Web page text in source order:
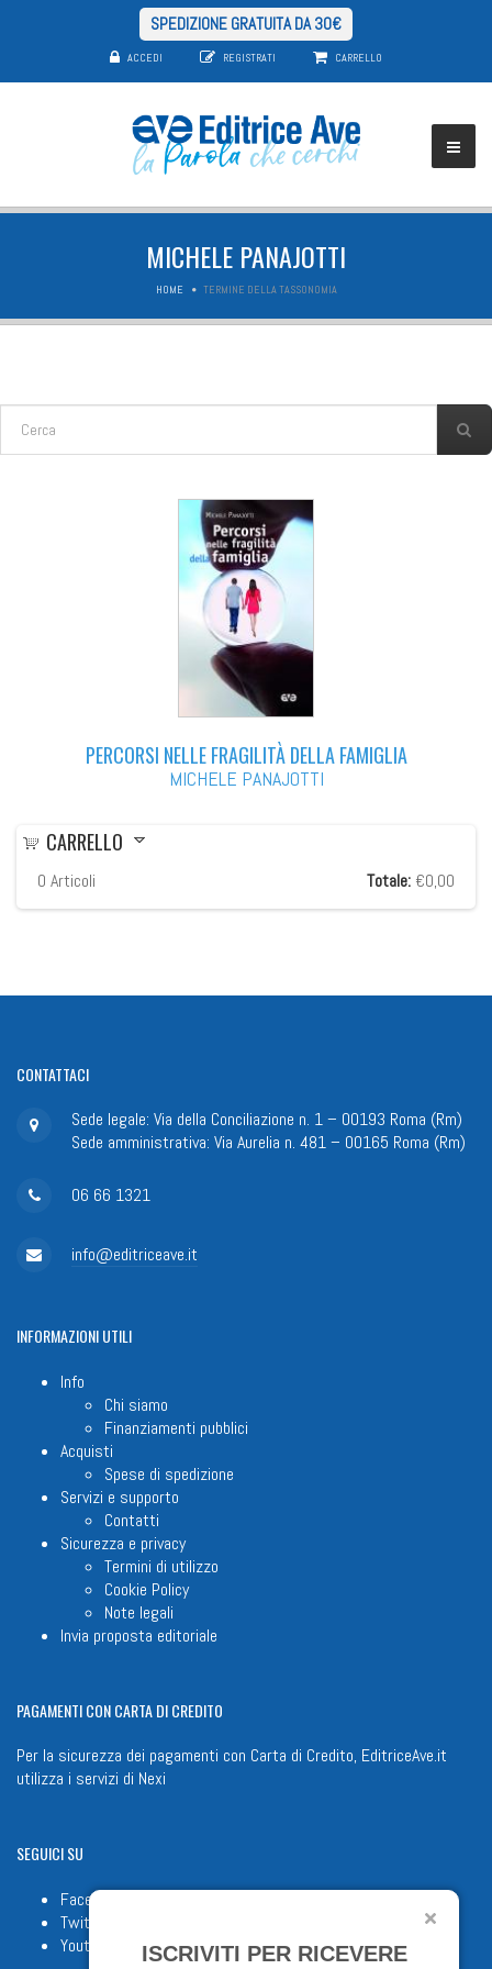
SPEDIZIONE GRATUITA DA 30€
ACCEDI REGISTRATI CARRELLO
MICHELE PANAJOTTI
HOME TERMINE DELLA TASSONOMIA
FORM DI RICERCA
PERCORSI NELLE FRAGILITÀ DELLA FAMIGLIA
MICHELE PANAJOTTI
CARRELLO
0 Articoli Totale: €0,00
CONTATTACI
Sede legale: Via della Conciliazione n. 1 – 00193 Roma (Rm)
Sede amministrativa: Via Aurelia n. 481 – 00165 Roma (Rm)
06 66 1321
info@editriceave.it
INFORMAZIONIUTILI
Info
Chi siamo
Finanziamenti pubblici
Acquisti
Spese di spedizione
Servizi e supporto
Contatti
Sicurezza e privacy
Termini di utilizzo
Cookie Policy
Note legali
Invia proposta editoriale
PAGAMENTICON CARTA DI CREDITO
Per la sicurezza dei pagamenti con Carta di Credito, EditriceAve.it
utilizza i servizi di Nexi
SEGUICISU
Facebook
Twitter
Youtube
ISCRIVITI PER RICEVERE